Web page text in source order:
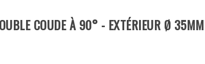
COUDE À 90° - EXTÉRIEUR Ø